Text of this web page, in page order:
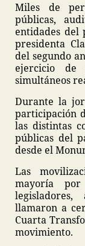
Miles de
públicas,
entidades del
presidenta
del segundo
ejercicio de
simultáneos
Durante la
participación
las distintas
públicas del
desde el
Las
mayoría por
llamaron a
Cuarta
movimiento.